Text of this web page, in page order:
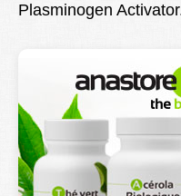
Plasminogen